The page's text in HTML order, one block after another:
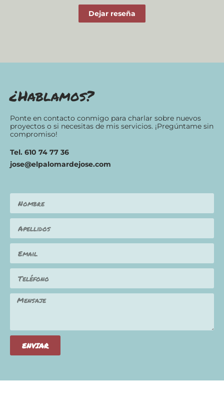
Dejar reseña
¿Hablamos?
Ponte en contacto conmigo para charlar sobre nuevos
proyectos o si necesitas de mis servicios. ¡Pregúntame sin
compromiso!
Tel. 610 74 77 36
jose@elpalomardejose.com
ENVIAR